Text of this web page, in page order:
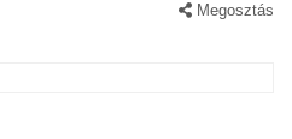
Megosztás